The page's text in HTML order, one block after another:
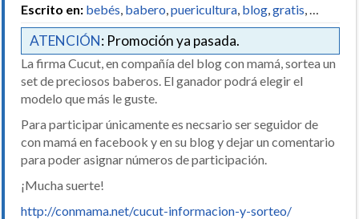
Escrito en: bebés babero puericultura blog gratis
ATENCIÓN: Promoción ya pasada.
La firma Cucut, en compañía del blog con mamá, sortea un
set de preciosos baberos. El ganador podrá elegir el
modelo que más le guste.
Para participar únicamente es necsario ser seguidor de
con mamá en facebook y en su blog y dejar un comentario
para poder asignar números de participación.
¡Mucha suerte!
http://conmama.net/cucut-informacion-y-sorteo/